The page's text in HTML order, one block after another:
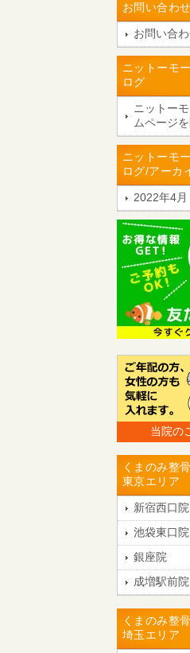
お問い合わせ
お問い合
ニットーモ
ログ
ニットー
ムページ
ニットーモ
ログ/アーカ
2022年4月
当院の
くまのみ整
東京エリア
新宿西口院
池袋東口院
銀座院
成増駅前院
くまのみ整
埼玉エリア